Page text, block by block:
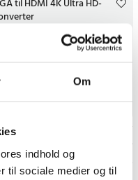
Om
indhold og
til sociale medier og til
til HDMI 4K Ultra HD-
Findes på lager, Leveres i løbet af